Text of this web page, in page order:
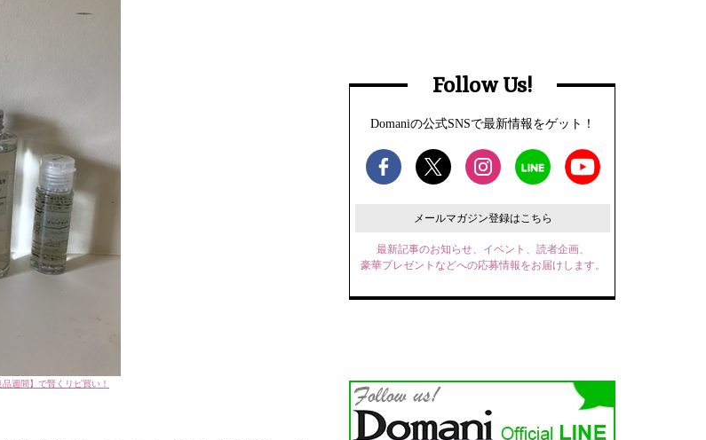
週間】で賢くリピ買い！
Follow Us!
Domaniの公式SNSで最新情報をゲット！
メールマガジン登録はこちら
最新記事のお知らせ、イベント、読者企画、
豪華プレゼントなどへの応募情報をお届けします。